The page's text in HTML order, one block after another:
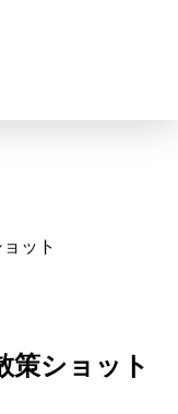
ット
策ショット